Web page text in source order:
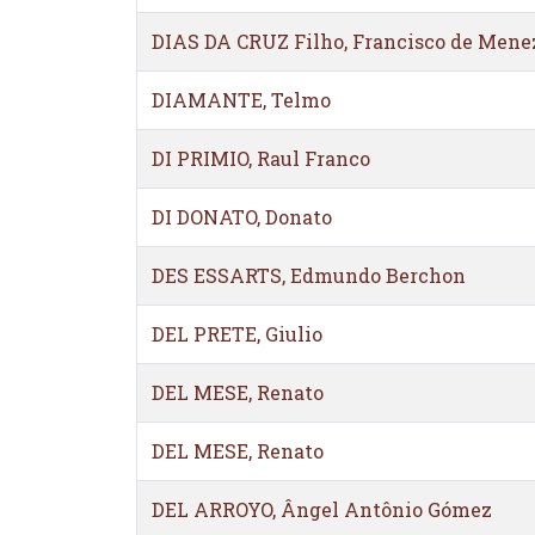
DIAS DA CRUZ Filho, Francisco de
DIAMANTE, Telmo
DI PRIMIO, Raul Franco
DI DONATO, Donato
DES ESSARTS, Edmundo Berchon
DEL PRETE, Giulio
DEL MESE, Renato
DEL MESE, Renato
DEL ARROYO, Ângel Antônio Gómez